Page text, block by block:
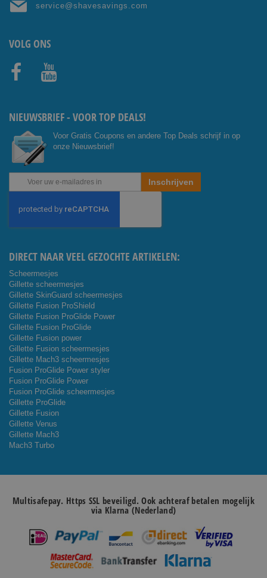
service@shavesavings.com
VOLG ONS
NIEUWSBRIEF - VOOR TOP DEALS!
Voor Gratis Coupons en andere Top Deals schrijf in op
onze Nieuwsbrief!
Abonneer
onze
Inschrijven
DIRECT NAAR VEEL GEZOCHTE ARTIKELEN:
Scheermesjes
Gillette scheermesjes
Gillette SkinGuard scheermesjes
Gillette Fusion ProShield
Gillette Fusion ProGlide Power
Gillette Fusion ProGlide
Gillette Fusion power
Gillette Fusion scheermesjes
Gillette Mach3 scheermesjes
Fusion ProGlide Power styler
Fusion ProGlide Power
Fusion ProGlide scheermesjes
Gillette ProGlide
Gillette Fusion
Gillette Venus
Gillette Mach3
Mach3 Turbo
Multisafepay. Https SSL beveiligd. Ook achteraf betalen mogelijk
via Klarna (Nederland)